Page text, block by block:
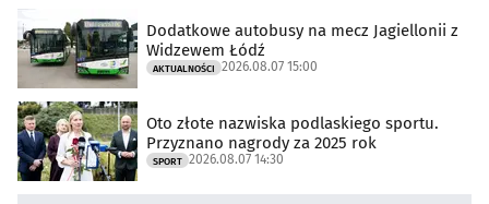
Dodatkowe autobusy na mecz Jagiellonii z
Widzewem Łódź
AKTUALNOŚCI 2026.08.07 15:00
Oto złote nazwiska podlaskiego sportu.
Przyznano nagrody za 2025 rok
SPORT 2026.08.07 14:30